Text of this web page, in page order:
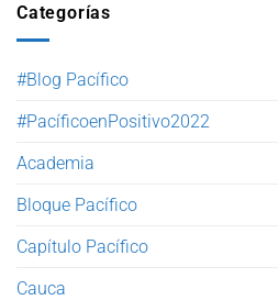
Categorías
#Blog Pacífico
#PacíficoenPositivo2022
Academia
Bloque Pacífico
Capítulo Pacífico
Cauca